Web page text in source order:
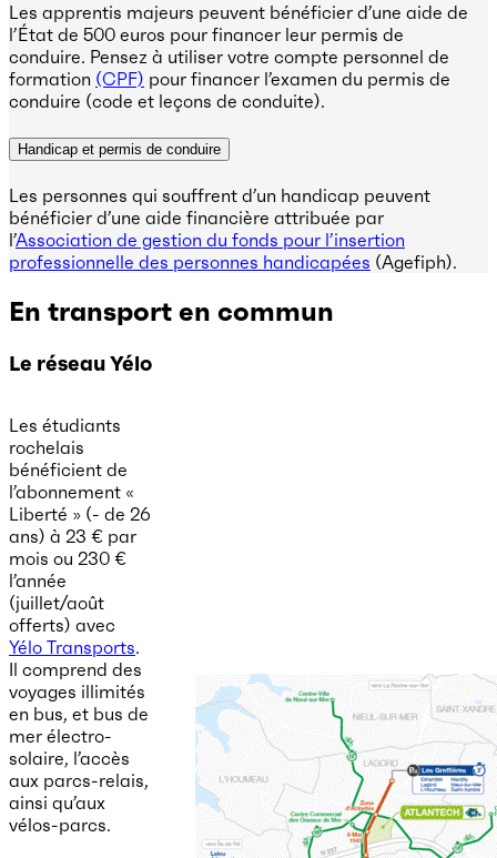
Les apprentis majeurs peuvent bénéficier d’une aide de
l’État de 500 euros pour financer leur permis de
conduire. Pensez à utiliser votre compte personnel de
formation (CPF) pour financer l’examen du permis de
conduire (code et leçons de conduite).
Handicap et permis de conduire
Les personnes qui souffrent d’un handicap peuvent
bénéficier d’une aide financière attribuée par
l’Association de gestion du fonds pour l’insertion
professionnelle des personnes handicapées (Agefiph).
En transport en commun
Le réseau Yélo
Les étudiants
rochelais
bénéficient de
l’abonnement «
Liberté » (- de 26
ans) à 23 € par
mois ou 230 €
l’année
(juillet/août
offerts) avec
Yélo Transports.
Il comprend des
voyages illimités
en bus, et bus de
mer électro-
solaire, l’accès
aux parcs-relais,
ainsi qu’aux
vélos-parcs.